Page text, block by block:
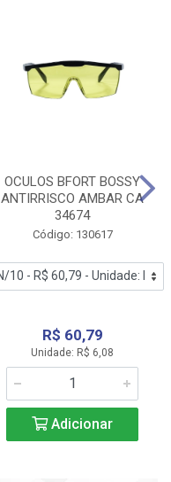
OCULOS BFORT BOSSY
ANTIRRISCO AMBAR CA
34674
Código: 130617
R$ 60,79
Unidade: R$ 6,08
Adicionar